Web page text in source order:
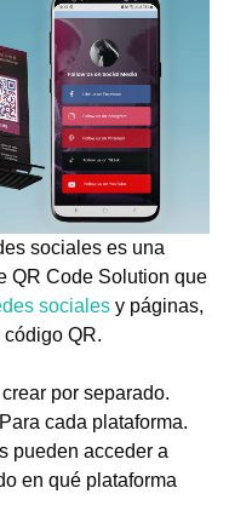
sociales es una
QR Code Solution que
sociales y páginas,
QR.
por separado.
Para cada plataforma.
pueden acceder a
en qué plataforma